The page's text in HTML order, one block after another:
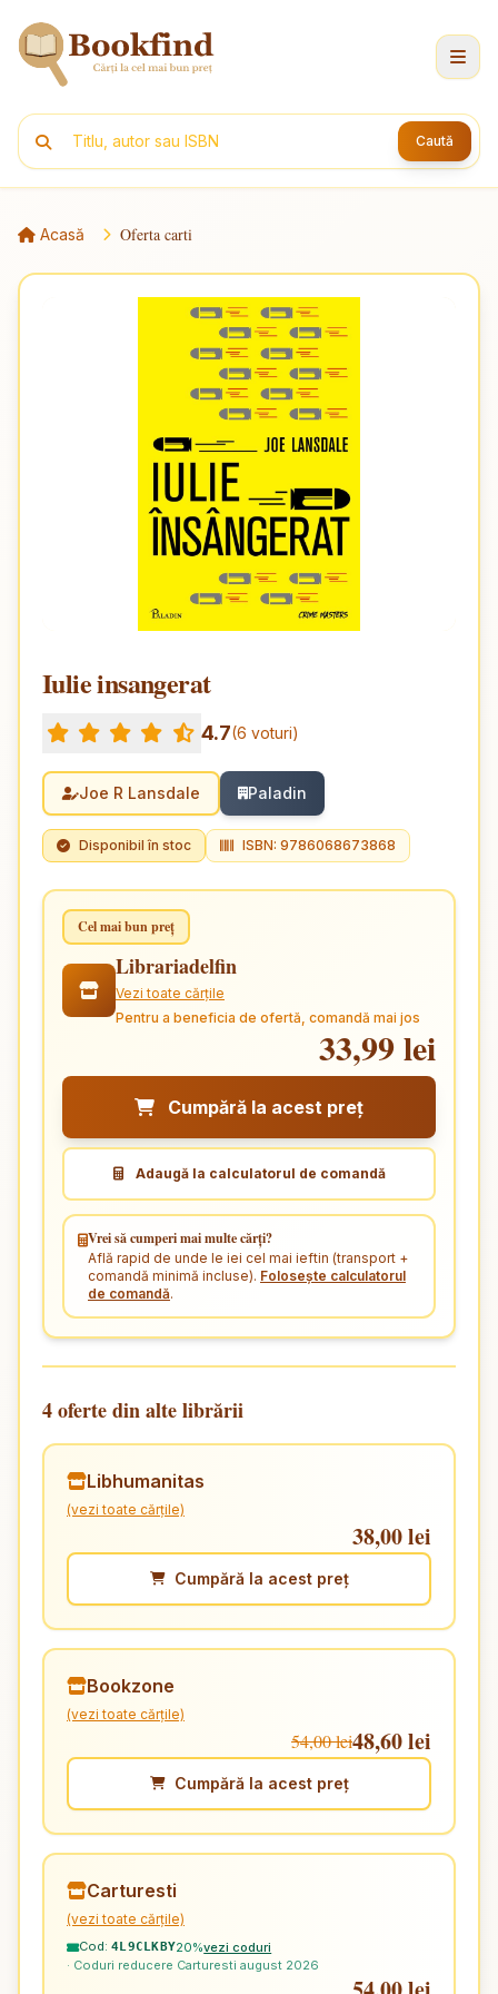
Caută
Acasă Oferta carti
Iulie insangerat
4.7(6 voturi)
Joe R Lansdale Paladin
Disponibil în stoc ISBN: 9786068673868
Cel mai bun preț
Librariadelfin
Vezi toate cărțile
Pentru a beneficia de ofertă, comandă mai jos
33,99 lei
Cumpără la acest preț
Adaugă la calculatorul de comandă
Vrei să cumperi mai multe cărți?
Află rapid de unde le iei cel mai ieftin (transport +
comandă minimă incluse). Folosește calculatorul
de comandă.
4 oferte din alte librării
Libhumanitas
(vezi toate cărțile)
38,00 lei
Cumpără la acest preț
Bookzone
(vezi toate cărțile)
54,00 lei48,60 lei
Cumpără la acest preț
Carturesti
(vezi toate cărțile)
Cod: 4L9CLKBY20%vezi coduri
· Coduri reducere Carturesti august 2026